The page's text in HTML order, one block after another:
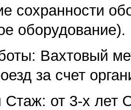
сохранности
оборудование).
Вахтовый
за счет
Стаж: от 3-х лет